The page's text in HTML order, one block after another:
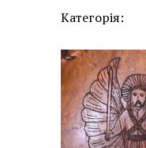
Категорія: